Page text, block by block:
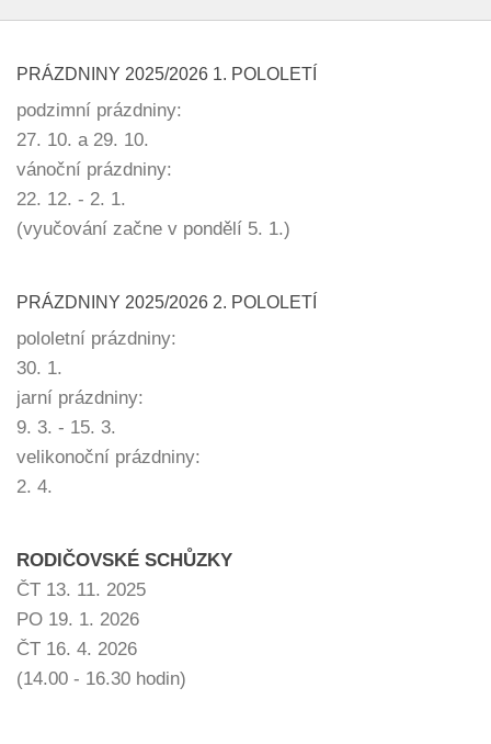
PRÁZDNINY 2025/2026 1. POLOLETÍ
podzimní prázdniny:
27. 10. a 29. 10.
vánoční prázdniny:
22. 12. - 2. 1.
(vyučování začne v pondělí 5. 1.)
PRÁZDNINY 2025/2026 2. POLOLETÍ
pololetní prázdniny:
30. 1.
jarní prázdniny:
9. 3. - 15. 3.
velikonoční prázdniny:
2. 4.
RODIČOVSKÉ SCHŮZKY
ČT 13. 11. 2025
PO 19. 1. 2026
ČT 16. 4. 2026
(14.00 - 16.30 hodin)